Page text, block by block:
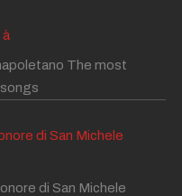
à
The most
di San Michele
di San Michele